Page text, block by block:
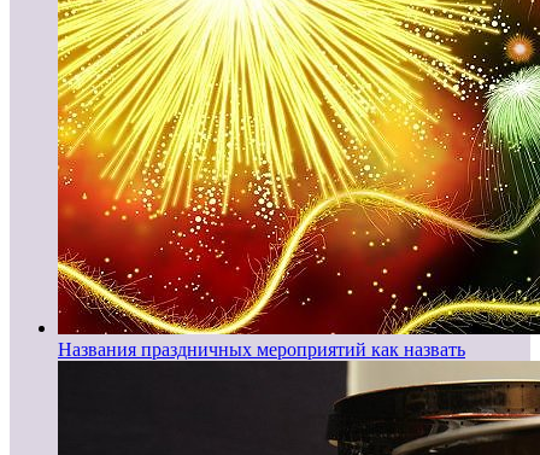
Названия праздничных мероприятий как назвать